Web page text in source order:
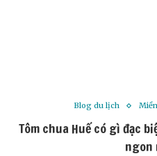
Blog du lịch
Tôm chua Huế có gì đặc
ngon